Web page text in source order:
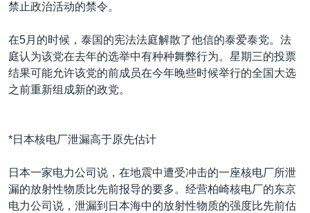
禁止政治活动的禁令。
在5月的时候，泰国的宪法法庭解散了他信的泰爱泰党。法
庭认为该党在去年的选举中有种种舞弊行为。星期三的投票
结果可能允许该党的前成员在今年晚些时候举行的全国大选
之前重新组成新的政党。
*日本核电厂泄漏高于原先估计
日本一家电力公司说，在地震中遭受冲击的一座核电厂所泄
漏的放射性物质比先前报导的要多。经营柏崎核电厂的东京
电力公司说，泄漏到日本海中的放射性物质的强度比先前估